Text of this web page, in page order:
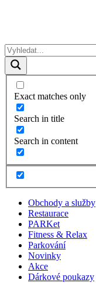
Exact matches only
Search in title
Search in content
Obchody a služby
Restaurace
PARKet
Fitness & Relax
Parkování
Novinky
Akce
Dárkové poukazy